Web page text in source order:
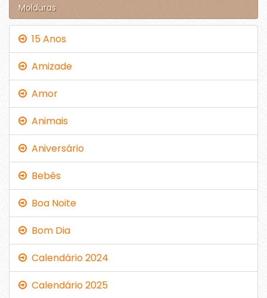
Molduras
15 Anos
Amizade
Amor
Animais
Aniversário
Bebês
Boa Noite
Bom Dia
Calendário 2024
Calendário 2025